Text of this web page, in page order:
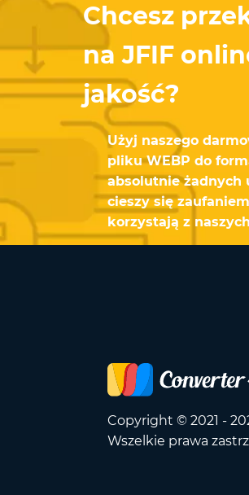
Chcesz
na JFIF
jakość?
Użyj naszego
pliku WEBP do
absolutnie żadnych
cieszy się
korzystają z
Copyright © 2021 -
Wszelkie prawa